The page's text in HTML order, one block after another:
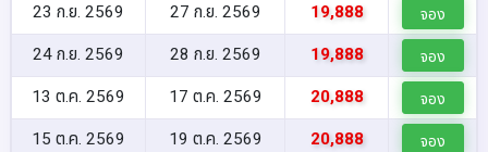
23 ก.ย. 2569 27 ก.ย. 2569 19,888 จอง
24 ก.ย. 2569 28 ก.ย. 2569 19,888 จอง
13 ต.ค. 2569 17 ต.ค. 2569 20,888 จอง
15 ต.ค. 2569 19 ต.ค. 2569 20,888 จอง